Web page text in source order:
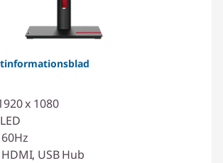
x 1080
USB Hub